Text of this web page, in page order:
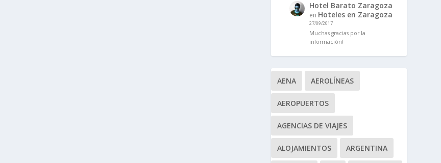
Hotel Barato Zaragoza
en Hoteles en Zaragoza
27/09/2017
Muchas gracias por la
información!
AENA AEROLÍNEAS
AEROPUERTOS
AGENCIAS DE VIAJES
ALOJAMIENTOS ARGENTINA